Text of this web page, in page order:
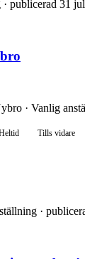
· publicerad 31 jul
· Vanlig
Tills vidare
·